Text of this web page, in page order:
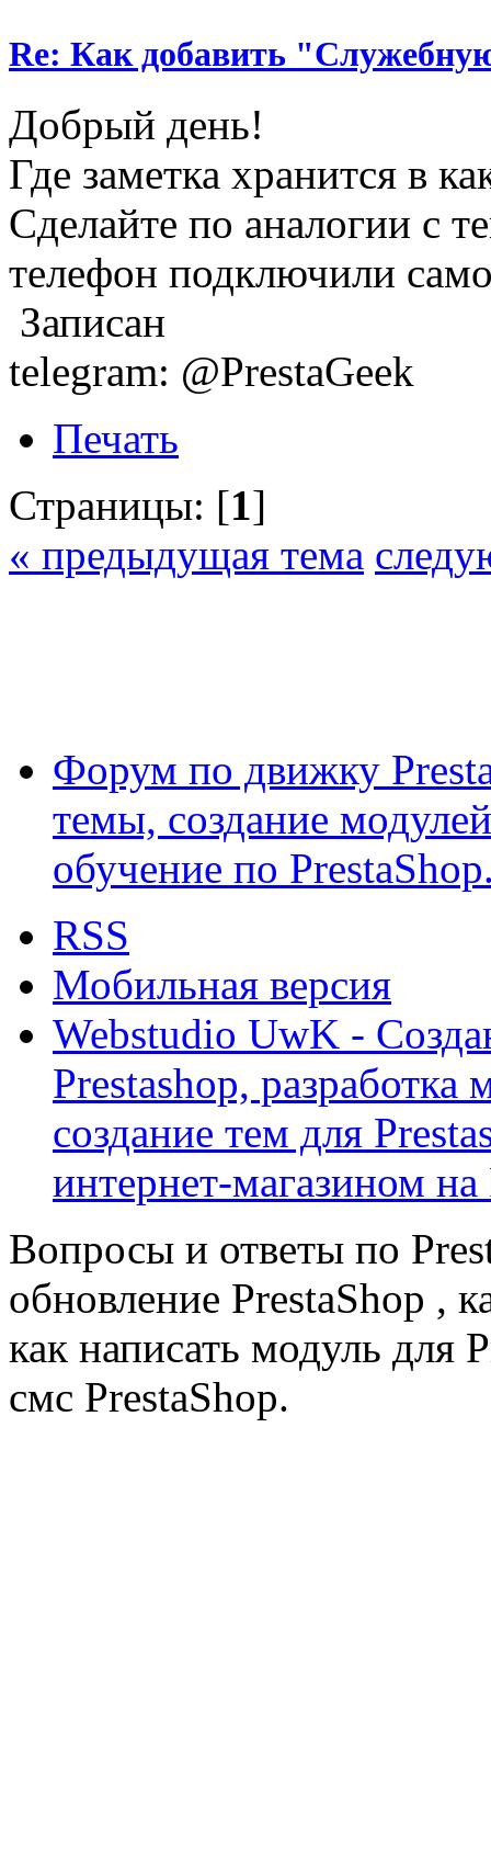
Re: Как добавить
Добрый день!
Где заметка хранится в
Сделайте по аналогии с
телефон подключили
Записан
telegram: @PrestaGeek
Печать
Страницы: [1]
« предыдущая тема
Форум по движку
темы, создание
обучение по
RSS
Мобильная версия
Webstudio UwK -
Prestashop, разработка
создание тем для
интернет-магазином на
Вопросы и ответы по
обновление PrestaShop ,
как написать модуль для
смс PrestaShop.